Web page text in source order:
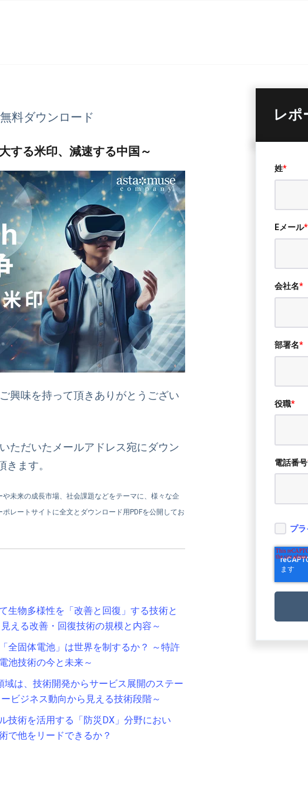
料ダウンロード
する米印、減速する中国～
興味を持って頂きありがとうござい
ただいたメールアドレス宛にダウン
きます。
未来の成長市場、社会課題などをテーマに、様々な企
レートサイトに全文とダウンロード用PDFを公開してお
生物多様性を「改善と回復」する技術と
える改善・回復技術の規模と内容～
全固体電池」は世界を制するか？ ～特許
池技術の今と未来～
域は、技術開発からサービス展開のステー
ビジネス動向から見える技術段階～
技術を活用する「防災DX」分野におい
で他をリードできるか？
レポ
姓*
Eメール*
会社名*
部署名*
役職*
電話番号
プ